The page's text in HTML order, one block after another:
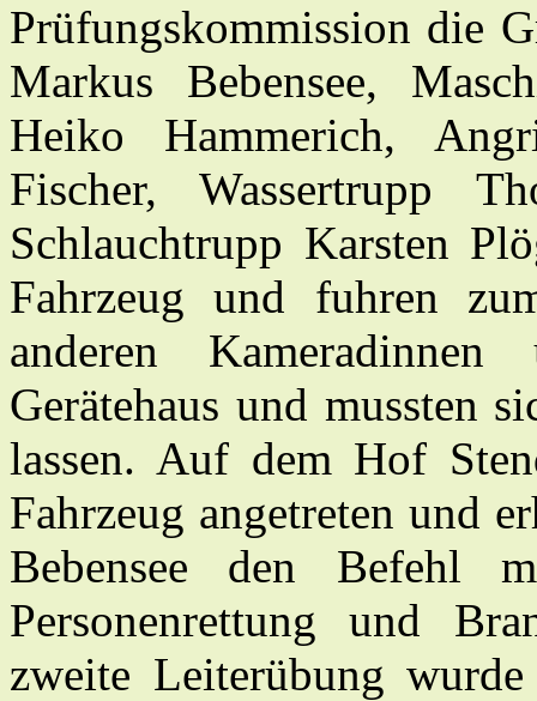
Prüfungskommission die
Markus Bebensee,
Heiko Hammerich,
Fischer, Wassertrupp
Schlauchtrupp Karsten
Fahrzeug und fuhren
anderen
Gerätehaus und mussten
lassen. Auf dem Hof
Fahrzeug angetreten und
Bebensee den Befehl
Personenrettung und
zweite Leiterübung